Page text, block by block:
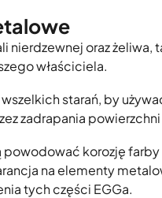
nierdzewnej oraz
właściciela.
starań, by
zadrapania
korozję
na elementy
tych części EGGa.